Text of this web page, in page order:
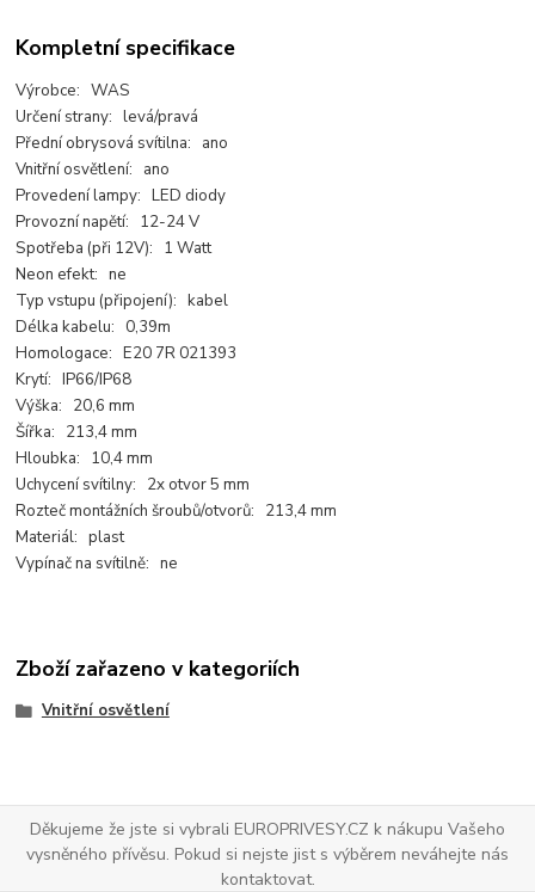
Kompletní specifikace
Výrobce: WAS
Určení strany: levá/pravá
Přední obrysová svítilna: ano
Vnitřní osvětlení: ano
Provedení lampy: LED diody
Provozní napětí: 12-24 V
Spotřeba (při 12V): 1 Watt
Neon efekt: ne
Typ vstupu (připojení): kabel
Délka kabelu: 0,39m
Homologace: E20 7R 021393
Krytí: IP66/IP68
Výška: 20,6 mm
Šířka: 213,4 mm
Hloubka: 10,4 mm
Uchycení svítilny: 2x otvor 5 mm
Rozteč montážních šroubů/otvorů: 213,4 mm
Materiál: plast
Vypínač na svítilně: ne
Zboží zařazeno v kategoriích
Vnitřní osvětlení
Děkujeme že jste si vybrali EUROPRIVESY.CZ k nákupu Vašeho
vysněného přívěsu. Pokud si nejste jist s výběrem neváhejte nás
kontaktovat.